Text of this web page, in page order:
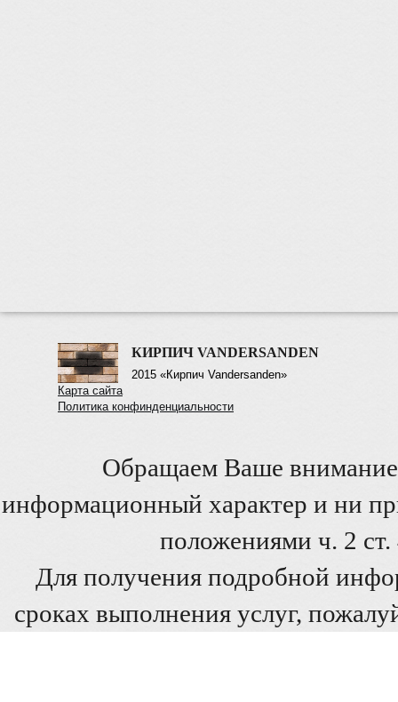
КИРПИЧ VANDERSANDEN
2015 «Кирпич Vandersanden»
Карта сайта
Политика конфинденциальности
Обращаем Ваше внимание
информационный характер и ни
положениями ч. 2
Для получения подробной
сроках выполнения услуг,